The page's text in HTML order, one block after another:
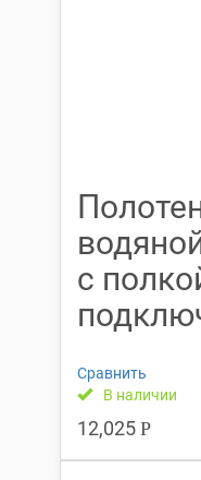
с
Сравнить
В наличии
12,025 Р